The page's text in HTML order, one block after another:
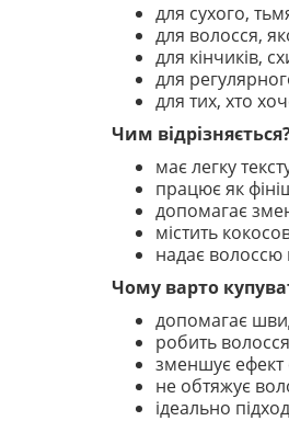
для сухого,
для волосся,
для кінчиків,
для
для тих, хто
Чим
має легку
працює як
допомагає
містить
надає волоссю
Чому варто
допомагає
робить
зменшує ефект
не обтяжує
ідеально